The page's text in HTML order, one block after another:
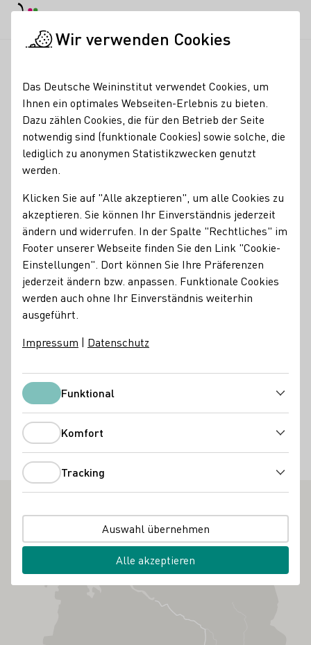
Hedesheimer-Hof
Mitgliedschaften
Traditionelle klassische Flaschengärung e.V.
Services
Andere
Unterkunftsarten
Kontakt
55271 Stadecken-Elsheim-
Deutschland
InstagramFacebook
Zur Website
Wir verwenden Cookies
Das Deutsche Weininstitut verwendet Cookies, um
Ihnen ein optimales Webseiten-Erlebnis zu bieten.
Dazu zählen Cookies, die für den Betrieb der Seite
notwendig sind (funktionale Cookies) sowie solche, die
lediglich zu anonymen Statistikzwecken genutzt
werden.
Klicken Sie auf "Alle akzeptieren", um alle Cookies zu
akzeptieren. Sie können Ihr Einverständnis jederzeit
ändern und widerrufen. In der Spalte "Rechtliches" im
Footer unserer Webseite finden Sie den Link "Cookie-
Einstellungen". Dort können Sie Ihre Präferenzen
jederzeit ändern bzw. anpassen. Funktionale Cookies
werden auch ohne Ihr Einverständnis weiterhin
ausgeführt.
Impressum | Datenschutz
FunktionalFunktional
Komfort
Tracking
Auswahl übernehmen
Alle akzeptieren